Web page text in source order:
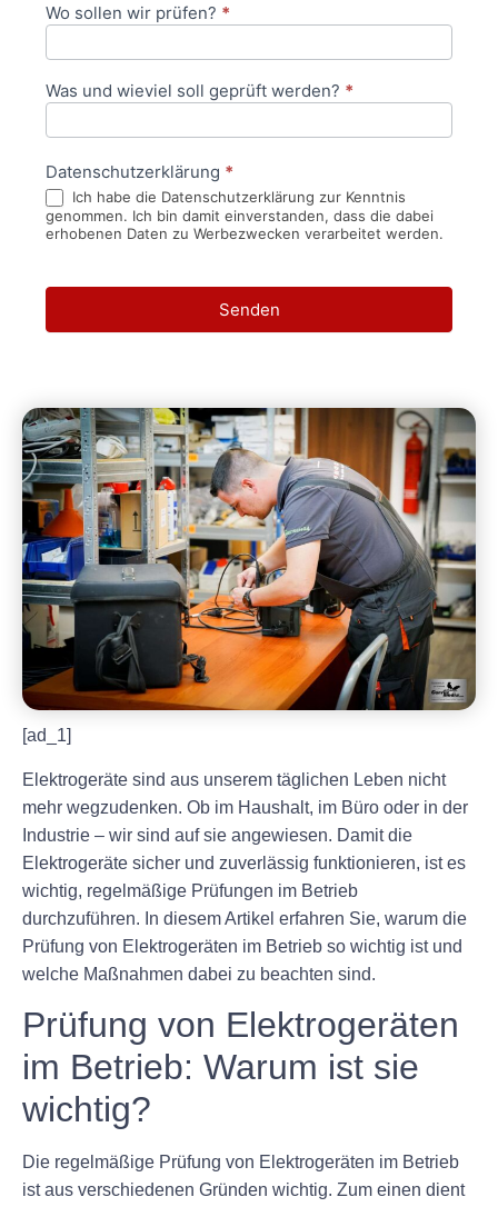
Wo sollen wir prüfen? *
Was und wieviel soll geprüft werden? *
Datenschutzerklärung *
Ich habe die Datenschutzerklärung zur Kenntnis
genommen. Ich bin damit einverstanden, dass die dabei
erhobenen Daten zu Werbezwecken verarbeitet werden.
Senden
[ad_1]
Elektrogeräte sind aus unserem täglichen Leben nicht
mehr wegzudenken. Ob im Haushalt, im Büro oder in der
Industrie – wir sind auf sie angewiesen. Damit die
Elektrogeräte sicher und zuverlässig funktionieren, ist es
wichtig, regelmäßige Prüfungen im Betrieb
durchzuführen. In diesem Artikel erfahren Sie, warum die
Prüfung von Elektrogeräten im Betrieb so wichtig ist und
welche Maßnahmen dabei zu beachten sind.
Prüfung von Elektrogeräten
im Betrieb: Warum ist sie
wichtig?
Die regelmäßige Prüfung von Elektrogeräten im Betrieb
ist aus verschiedenen Gründen wichtig. Zum einen dient